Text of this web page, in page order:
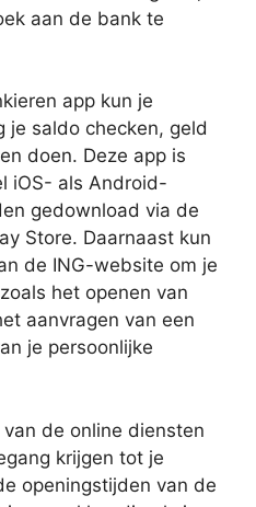
aan de bank te
app kun je
je saldo checken, geld
doen. Deze app is
iOS- als Android-
gedownload via de
Store. Daarnaast kun
de ING-website om je
het openen van
aanvragen van een
je persoonlijke
de online diensten
krijgen tot je
openingstijden van de